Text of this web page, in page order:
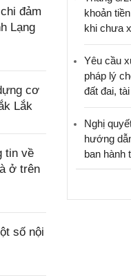
đảm
Lạng
cơ
Lắk
tin về
ở trên
số nội
khoản
khi chưa
Yêu cầu
pháp lý
đất đai,
Nghị
hướng
ban hành